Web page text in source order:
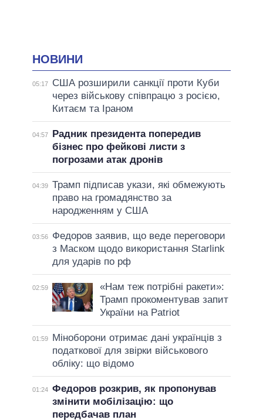
НОВИНИ
05:17
США розширили санкції проти Куби
через військову співпрацю з росією,
Китаєм та Іраном
04:57
Радник президента попередив
бізнес про фейкові листи з
погрозами атак дронів
04:39 Трамп підписав укази, які обмежують
право на громадянство за
народженням у США
03:56
Федоров заявив, що веде переговори
з Маском щодо використання Starlink
для ударів по рф
02:59
«Нам теж потрібні ракети»:
Трамп прокоментував запит
України на Patriot
01:59
Міноборони отримає дані українців з
податкової для звірки військового
обліку: що відомо
01:24 Федоров розкрив, як пропонував
змінити мобілізацію: що
передбачав план